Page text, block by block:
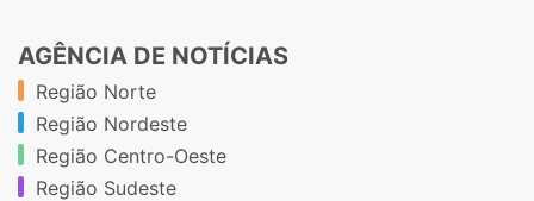
AGÊNCIA DE NOTÍCIAS
Região Norte
Região Nordeste
Região Centro-Oeste
Região Sudeste